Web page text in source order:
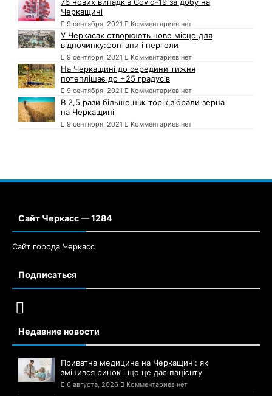
Черкащині
9 сентября, 2021 Комментариев нет
У Черкасах створюють нове місце для
відпочинку:фонтани і перголи
9 сентября, 2021 Комментариев нет
На Черкащині до середини тижня
потеплішає до +25 градусів
9 сентября, 2021 Комментариев нет
В 2,5 рази більше,ніж торік,зібрали зерна
на Черкащині
9 сентября, 2021 Комментариев нет
Сайт Черкасс — 1284
Сайт города Черкасс
Подписаться
Недавние новости
Приватна медицина на Черкащині: як
змінився ринок і що це дає пацієнту
6 августа, 2026 Комментариев нет